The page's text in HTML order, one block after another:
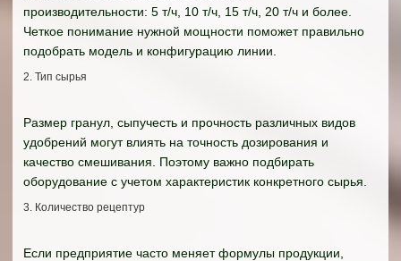
производительности: 5 т/ч, 10 т/ч, 15 т/ч, 20 т/ч и более.
Четкое понимание нужной мощности поможет правильно
подобрать модель и конфигурацию линии.
2. Тип сырья
Размер гранул, сыпучесть и прочность различных видов
удобрений могут влиять на точность дозирования и
качество смешивания. Поэтому важно подбирать
оборудование с учетом характеристик конкретного сырья.
3. Количество рецептур
Если предприятие часто меняет формулы продукции,